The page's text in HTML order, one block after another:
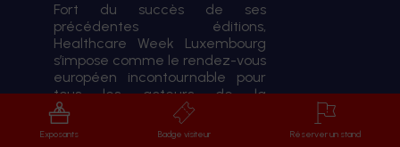
Fort du succès de ses
précédentes éditions,
Healthcare Week Luxembourg
s’impose comme le rendez-vous
européen incontournable pour
tous les acteurs de la
transformation du système de
santé.
Exposants Badge visiteur Réserver un stand